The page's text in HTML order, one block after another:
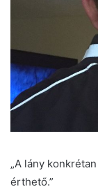
„A lány
érthető.”